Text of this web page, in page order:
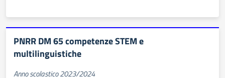
PNRR DM 65 competenze STEM e
multilinguistiche
Anno scolastico 2023/2024